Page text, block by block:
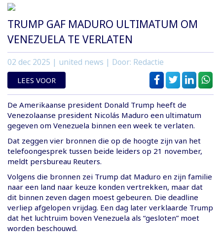
TRUMP GAF MADURO ULTIMATUM OM
VENEZUELA TE VERLATEN
02 dec 2025 | united news | Door: Redactie
LEES VOOR
De Amerikaanse president Donald Trump heeft de
Venezolaanse president Nicolás Maduro een ultimatum
gegeven om Venezuela binnen een week te verlaten.
Dat zeggen vier bronnen die op de hoogte zijn van het
telefoongesprek tussen beide leiders op 21 november,
meldt persbureau Reuters.
Volgens die bronnen zei Trump dat Maduro en zijn familie
naar een land naar keuze konden vertrekken, maar dat
dit binnen zeven dagen moest gebeuren. Die deadline
verliep afgelopen vrijdag. Een dag later verklaarde Trump
dat het luchtruim boven Venezuela als “gesloten” moet
worden beschouwd.